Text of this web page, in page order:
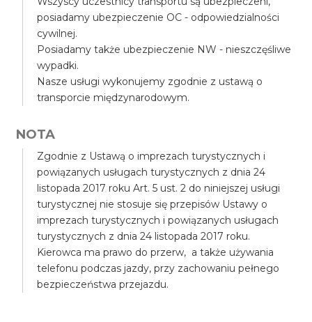
posiadamy ubezpieczenie OC - odpowiedzialności
cywilnej.
Posiadamy także ubezpieczenie NW - nieszczęśliwe
wypadki.
Nasze usługi wykonujemy zgodnie z ustawą o
transporcie międzynarodowym.
NOTA
Zgodnie z Ustawą o imprezach turystycznych i
powiązanych usługach turystycznych z dnia 24
listopada 2017 roku Art. 5 ust. 2 do niniejszej usługi
turystycznej nie stosuje się przepisów Ustawy o
imprezach turystycznych i powiązanych usługach
turystycznych z dnia 24 listopada 2017 roku.
Kierowca ma prawo do przerw, a także używania
telefonu podczas jazdy, przy zachowaniu pełnego
bezpieczeństwa przejazdu.